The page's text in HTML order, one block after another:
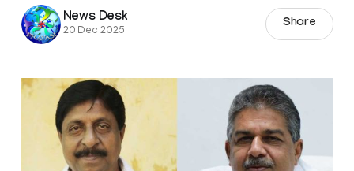
News Desk
20 Dec 2025
Share